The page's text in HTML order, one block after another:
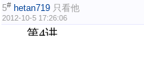
5# hetan719 只看他
2012-10-5 17:26:06
第4讲